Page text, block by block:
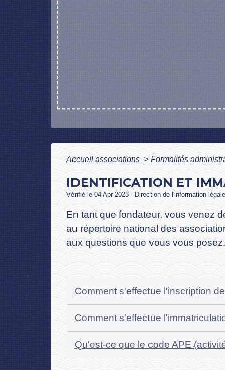
Accueil associations > Formalités
IDENTIFICATION ET
Vérifié le 04 Apr 2023 - Direction de l'information
En tant que fondateur, vous venez
au répertoire national des
aux questions que vous vous posez.
Comment s'effectue l'inscription
Comment s'effectue
Qu'est-ce que le code APE